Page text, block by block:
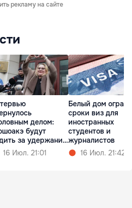
рекламу на сайте
делом:
будут
за удержание
16 Июл. 21:01
Белый дом
сроки виз для
иностранных
студентов и
журналистов
16 Июл. 21:42